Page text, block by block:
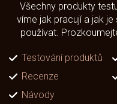
Všechny produkty
víme jak pracují a jak je
používat.
Testování produktů
Recenze
Návody